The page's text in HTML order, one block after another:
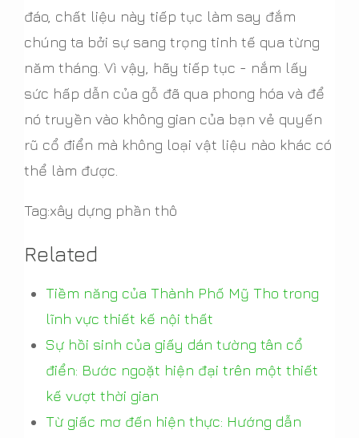
đáo, chất liệu này tiếp tục làm say đắm
chúng ta bởi sự sang trọng tinh tế qua từng
năm tháng. Vì vậy, hãy tiếp tục - nắm lấy
sức hấp dẫn của gỗ đã qua phong hóa và để
nó truyền vào không gian của bạn vẻ quyến
rũ cổ điển mà không loại vật liệu nào khác có
thể làm được.
Tag:xây dựng phần thô
Related
Tiềm năng của Thành Phố Mỹ Tho trong
lĩnh vực thiết kế nội thất
Sự hồi sinh của giấy dán tường tân cổ
điển: Bước ngoặt hiện đại trên một thiết
kế vượt thời gian
Từ giấc mơ đến hiện thực: Hướng dẫn